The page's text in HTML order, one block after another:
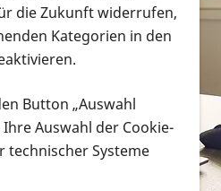
in verschiedenen
die Zukunft widerrufen,
Kategorien in den
Button „Auswahl
Auswahl der Cookie-
technischer Systeme